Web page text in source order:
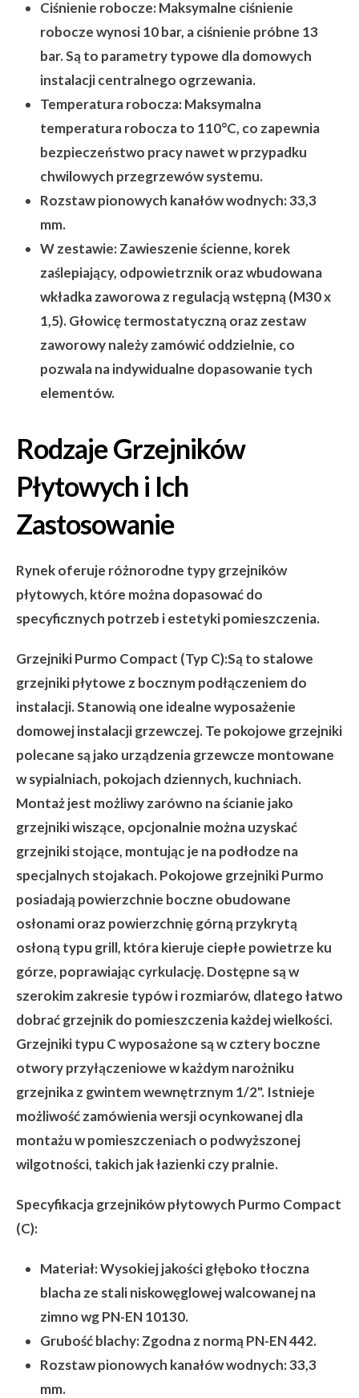
Ciśnienie robocze:Maksymalne ciśnienie
robocze wynosi 10 bar, a ciśnienie próbne 13
bar. Są to parametry typowe dla domowych
instalacji centralnego ogrzewania.
Temperatura robocza:Maksymalna
temperatura robocza to 110°C, co zapewnia
bezpieczeństwo pracy nawet w przypadku
chwilowych przegrzewów systemu.
Rozstaw pionowych kanałów wodnych:33,3
mm.
W zestawie:Zawieszenie ścienne, korek
zaślepiający, odpowietrznik oraz wbudowana
wkładka zaworowa z regulacją wstępną (M30 x
1,5). Głowicę termostatyczną oraz zestaw
zaworowy należy zamówić oddzielnie, co
pozwala na indywidualne dopasowanie tych
elementów.
Rodzaje Grzejników
Płytowych i Ich
Zastosowanie
Rynek oferuje różnorodne typy grzejników
płytowych, które można dopasować do
specyficznych potrzeb i estetyki pomieszczenia.
Grzejniki Purmo Compact (Typ C):Są to stalowe
grzejniki płytowe z bocznym podłączeniem do
instalacji. Stanowią one idealne wyposażenie
domowej instalacji grzewczej. Te pokojowe grzejniki
polecane są jako urządzenia grzewcze montowane
w sypialniach, pokojach dziennych, kuchniach.
Montaż jest możliwy zarówno na ścianie jako
grzejniki wiszące, opcjonalnie można uzyskać
grzejniki stojące, montując je na podłodze na
specjalnych stojakach. Pokojowe grzejniki Purmo
posiadają powierzchnie boczne obudowane
osłonami oraz powierzchnię górną przykrytą
osłoną typu grill, która kieruje ciepłe powietrze ku
górze, poprawiając cyrkulację. Dostępne są w
szerokim zakresie typów i rozmiarów, dlatego łatwo
dobrać grzejnik do pomieszczenia każdej wielkości.
Grzejniki typu C wyposażone są w cztery boczne
otwory przyłączeniowe w każdym narożniku
grzejnika z gwintem wewnętrznym 1/2". Istnieje
możliwość zamówienia wersji ocynkowanej dla
montażu w pomieszczeniach o podwyższonej
wilgotności, takich jak łazienki czy pralnie.
Specyfikacja grzejników płytowych Purmo Compact
(C):
Materiał:Wysokiej jakości głęboko tłoczna
blacha ze stali niskowęglowej walcowanej na
zimno wg PN-EN 10130.
Grubość blachy:Zgodna z normą PN-EN 442.
Rozstaw pionowych kanałów wodnych:33,3
mm.